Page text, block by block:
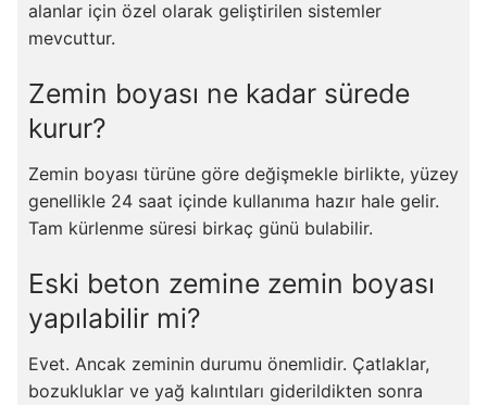
alanlar için özel olarak geliştirilen sistemler
mevcuttur.
Zemin boyası ne kadar sürede
kurur?
Zemin boyası türüne göre değişmekle birlikte, yüzey
genellikle 24 saat içinde kullanıma hazır hale gelir.
Tam kürlenme süresi birkaç günü bulabilir.
Eski beton zemine zemin boyası
yapılabilir mi?
Evet. Ancak zeminin durumu önemlidir. Çatlaklar,
bozukluklar ve yağ kalıntıları giderildikten sonra